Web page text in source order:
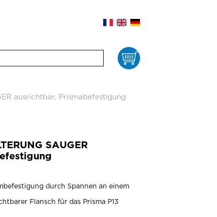
ausrichtbar, Prismabefestigung
SAUGER
durch Spannen an einem
Flansch für das Prisma P13